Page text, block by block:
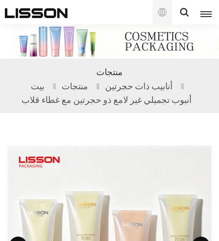
العربية
English
français
русский
日本語
한국의
ไทย
منتجات
بيت منتجات
أنابيب ذات حجرتين
أنبوب تجميلي غير لامع ذو حجرتين مع غطاء قلاب